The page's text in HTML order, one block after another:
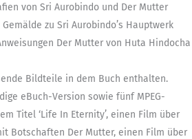
von Sri Aurobindo und Der Mutter
zu Sri Aurobindo’s Hauptwerk
Der Mutter von Huta Hindocha
Bildteile in dem Buch enthalten.
eBuch-Version sowie fünf MPEG-
Titel ‘Life In Eternity’, einen Film über
Botschaften Der Mutter, einen Film über